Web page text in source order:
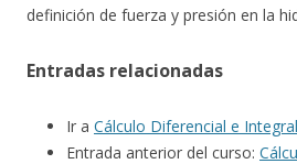
definición de fuerza y presión en la
Entradas relacionadas
Ir a Cálculo Diferencial e
Entrada anterior del curso: